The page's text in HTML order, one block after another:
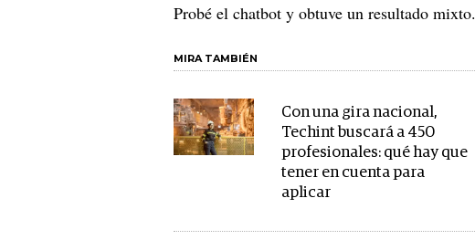
Probé el chatbot y obtuve un resultado mixto.
MIRA TAMBIÉN
Con una gira nacional,
Techint buscará a 450
profesionales: qué hay que
tener en cuenta para
aplicar